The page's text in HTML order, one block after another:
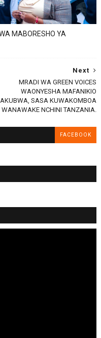
MABORESHO YA
Next
MRADI WA GREEN VOICES
WAONYESHA MAFANIKIO
SASA KUWAKOMBOA
WANAWAKE NCHINI TANZANIA.
FACEBOOK